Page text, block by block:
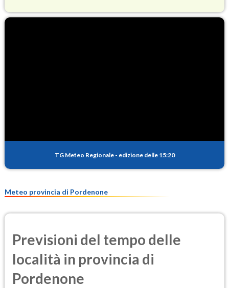
PM25
TG Meteo Regionale - edizione delle 15:20
Meteo provincia di Pordenone
Previsioni del tempo delle
località in provincia di
Pordenone